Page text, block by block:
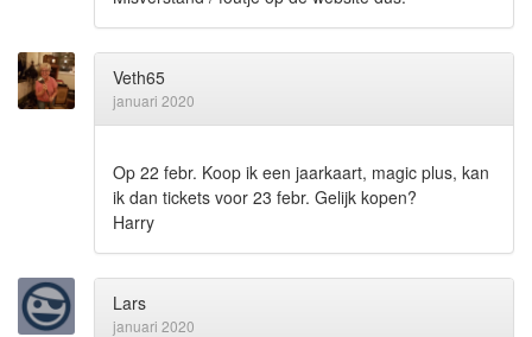
Veth65
januari 2020
Op 22 febr. Koop ik een jaarkaart, magic plus, kan
ik dan tickets voor 23 febr. Gelijk kopen?
Harry
Lars
januari 2020